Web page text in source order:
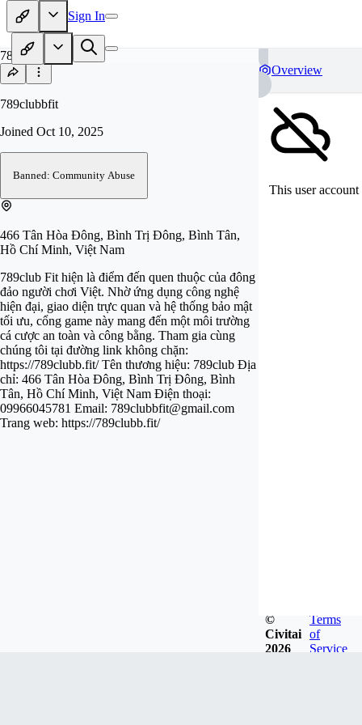
Sign In
78
789clubbfit
Joined Oct 10, 2025
Banned: Community Abuse
466 Tân Hòa Đông, Bình Trị Đông, Bình Tân,
Hồ Chí Minh, Việt Nam
789club Fit hiện là điểm đến quen thuộc của đông
đảo người chơi Việt. Nhờ ứng dụng công nghệ
hiện đại, giao diện trực quan và hệ thống bảo mật
tối ưu, cổng game này mang đến một môi trường
cá cược an toàn và công bằng. Tham gia cùng
chúng tôi tại đường link không chặn:
https://789clubb.fit/ Tên thương hiệu: 789club Địa
chỉ: 466 Tân Hòa Đông, Bình Trị Đông, Bình
Tân, Hồ Chí Minh, Việt Nam Điện thoại:
09966045781 Email: 789clubbfit@gmail.com
Trang web: https://789clubb.fit/
Overview
This user
©
Civitai
2026
Terms
of
Service